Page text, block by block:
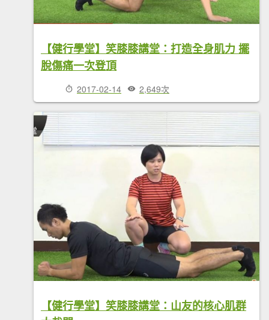
【健行學堂】笑膝膝講堂：打造全身肌力 擺
脫傷痛一次登頂
2017-02-14 2,649次
【健行學堂】笑膝膝講堂：山友的核心肌群